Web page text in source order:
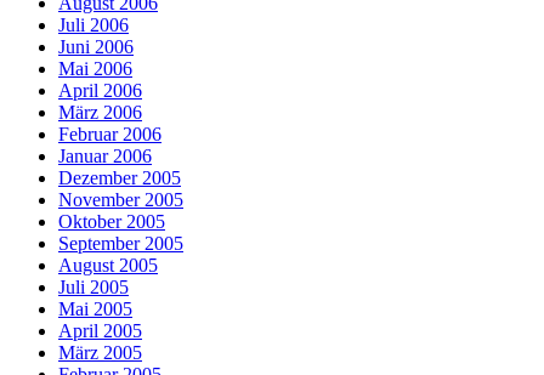
Juli 2006
Juni 2006
Mai 2006
April 2006
März 2006
Februar 2006
Januar 2006
Dezember 2005
November 2005
Oktober 2005
September 2005
August 2005
Juli 2005
Mai 2005
April 2005
März 2005